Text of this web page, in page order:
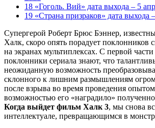
18 «Гоголь. Вий» дата выхода – 5
19 «Страна призраков» дата выхода
Супергерой Роберт Брюс Бэннер,
Халк, скоро опять порадует поклонников
на экранах мультиплексах. С первой
поклонники сериала знают, что
неожиданную возможность
склонного к лишним размышлениям
после взрыва во время проведения
возможностью его «наградило»
Когда выйдет фильм Халк 3, мы снова
интеллектуале, превращающимся в